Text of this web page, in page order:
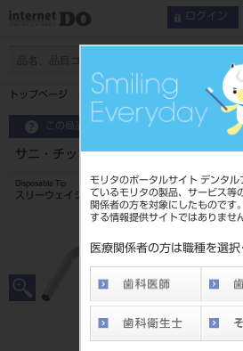
モリタのポータルサイト デンタル
ているモリタの製品、サービス等
関係者の方を対象にしたものです
する情報提供サイトではありませ
医療関係者の方は職種を選択
ログイン
トップページ サニ・チップ 250本入 スタンダ
この商品に関するお問い合わせ
サニ・チップ 250本入 スタンダ－ド
Disposable Tip
スリーウェイシリンジ用ディスポーザブルチップ
JAN/
標準